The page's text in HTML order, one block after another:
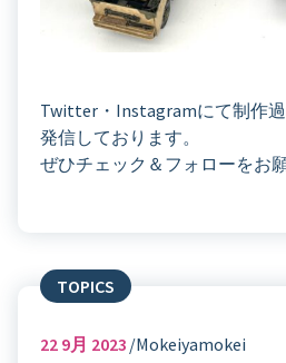
Twitter・Instagramにて制作
発信しております。
ぜひチェック＆フォローをお
TOPICS
22 9月 2023 Mokeiyamokei